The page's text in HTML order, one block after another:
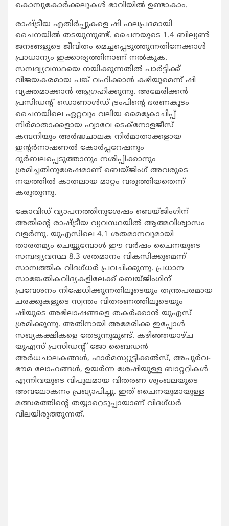
കൊമ്പുകോര്‍ക്കലുകള്‍ ഭാവിയില്‍ ഉണ്ടാകാം.
രാഷ്ട്രീയ എതിര്‍പ്പുകളെ ഷി ഫലപ്രദമായി
ചൈനയില്‍ തടയുന്നുണ്ട്. ചൈനയുടെ 1.4 ബില്യണ്‍
ജനങ്ങളുടെ ജീവിതം മെച്ചപ്പെടുത്തുന്നതിനേക്കാള്‍
പ്രാധാന്യം ഇക്കാര്യത്തിനാണ് നല്‍കുക.
സമ്പദ്വ്യവസ്ഥയെ നയിക്കുന്നതില്‍ പാര്‍ട്ടിക്ക്
വിജയകരമായ പങ്ക് വഹിക്കാന്‍ കഴിയുമെന്ന് ഷി
വ്യക്തമാക്കാന്‍ ആഗ്രഹിക്കുന്നു. അമേരിക്കന്‍
പ്രസിഡന്‍റ് ഡൊണാള്‍ഡ് ട്രംപിന്‍റെ ഭരണകൂടം
ചൈനയിലെ ഏറ്റവും വലിയ മൈക്രോചിപ്പ്
നിര്‍മാതാക്കളായ ഹ്വാവേ ടെക്നോളജീസ്
കമ്പനിയും അര്‍ദ്ധചാലക നിര്‍മാതാക്കളായ
ഇന്‍റര്‍നാഷണല്‍ കോര്‍പ്പറേഷനും
ദുര്‍ബലപ്പെടുത്താനും നശിപ്പിക്കാനും
ശ്രമിച്ചതിനുശേഷമാണ് ബെയ്ജിംഗ് അവരുടെ
നയത്തില്‍ കാതലായ മാറ്റം വരുത്തിയതെന്ന്
കരുതുന്നു.
കോവിഡ് വ്യാപനത്തിനുശേഷം ബെയ്ജിംഗിന്
അതിന്‍റെ രാഷ്ട്രീയ വ്യവസ്ഥയില്‍ ആത്മവിശ്വാസം
വളര്‍ന്നു. യുഎസിലെ 4.1 ശതമാനവുമായി
താരതമ്യം ചെയ്യുമ്പോള്‍ ഈ വര്‍ഷം ചൈനയുടെ
സമ്പദ്വ്യവസ്ഥ 8.3 ശതമാനം വികസിക്കുമെന്ന്
സാമ്പത്തിക വിദഗ്ധര്‍ പ്രവചിക്കുന്നു. പ്രധാന
സാങ്കേതികവിദ്യകളിലേക്ക് ബെയ്ജിംഗിന്
പ്രവേശനം നിഷേധിക്കുന്നതിലൂടെയും തന്ത്രപരമായ
ചരക്കുകളുടെ സ്വന്തം വിതരണത്തിലൂടെയും
ഷിയുടെ അഭിലാഷങ്ങളെ തകര്‍ക്കാന്‍ യുഎസ്
ശ്രമിക്കുന്നു. അതിനായി അമേരിക്ക ഇപ്പോള്‍
സഖ്യകക്ഷികളെ തേടുന്നുമുണ്ട്. കഴിഞ്ഞയാഴ്ച
യുഎസ് പ്രസിഡന്‍റ് ജോ ബൈഡന്‍
അര്‍ധചാലകങ്ങള്‍, ഫാര്‍മസ്യൂട്ടിക്കല്‍സ്, അപൂര്‍വ-
ഭൗമ ലോഹങ്ങള്‍, ഉയര്‍ന്ന ശേഷിയുള്ള ബാറ്ററികള്‍
എന്നിവയുടെ വിപുലമായ വിതരണ ശൃംഖലയുടെ
അവലോകനം പ്രഖ്യാപിച്ചു. ഇത് ചൈനയുമായുള്ള
മത്സരത്തിന്‍റെ തയ്യാറെടുപ്പായാണ് വിദഗ്ധര്‍
വിലയിരുത്തുന്നത്.